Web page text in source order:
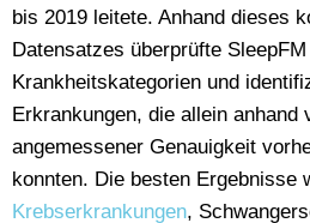
bis 2019 leitete. Anhand dieses
Datensatzes überprüfte
Krankheitskategorien und
Erkrankungen, die allein anhand
angemessener Genauigkeit
konnten. Die besten Ergebnisse
Krebserkrankungen,